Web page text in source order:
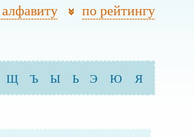
по рейтингу
Щ Ъ Ы Ь Э Ю Я